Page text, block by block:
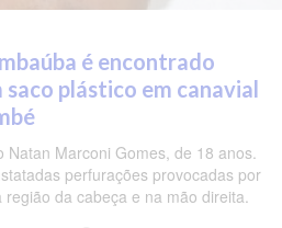
é encontrado
plástico em canavial
Natan Marconi Gomes, de 18 anos.
perfurações provocadas por
da cabeça e na mão direita.